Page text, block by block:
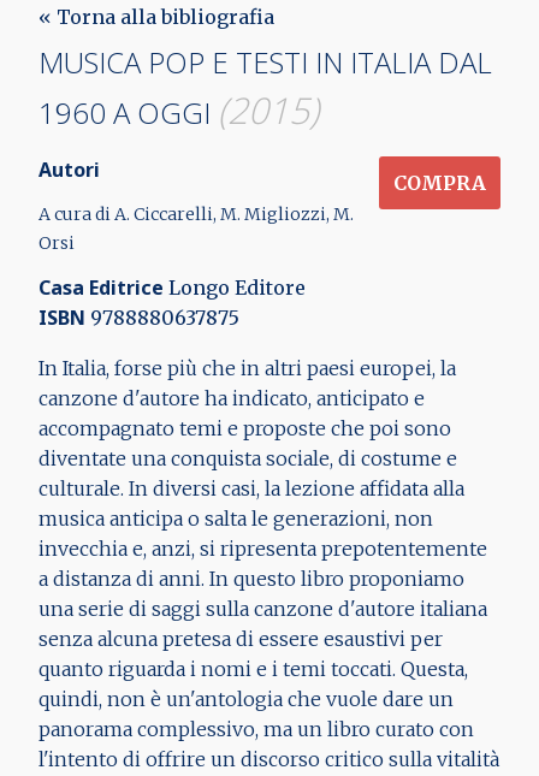
« Torna alla bibliografia
MUSICA POP E TESTI IN ITALIA DAL
1960 A OGGI (2015)
Autori
A cura di A. Ciccarelli, M. Migliozzi, M.
Orsi
Casa Editrice Longo Editore
ISBN 9788880637875
COMPRA
In Italia, forse più che in altri paesi europei, la
canzone d'autore ha indicato, anticipato e
accompagnato temi e proposte che poi sono
diventate una conquista sociale, di costume e
culturale. In diversi casi, la lezione affidata alla
musica anticipa o salta le generazioni, non
invecchia e, anzi, si ripresenta prepotentemente
a distanza di anni. In questo libro proponiamo
una serie di saggi sulla canzone d'autore italiana
senza alcuna pretesa di essere esaustivi per
quanto riguarda i nomi e i temi toccati. Questa,
quindi, non è un'antologia che vuole dare un
panorama complessivo, ma un libro curato con
l'intento di offrire un discorso critico sulla vitalità